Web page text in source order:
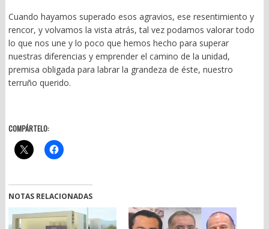
Cuando hayamos superado esos agravios, ese resentimiento y
rencor, y volvamos la vista atrás, tal vez podamos valorar todo
lo que nos une y lo poco que hemos hecho para superar
nuestras diferencias y emprender el camino de la unidad,
premisa obligada para labrar la grandeza de éste, nuestro
terruño querido.
COMPÁRTELO:
NOTAS RELACIONADAS